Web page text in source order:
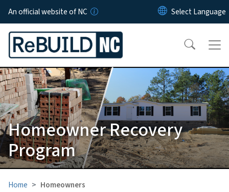
Skip to main content
An official website of NC
Homeowner Recovery
Program
Home Homeowners